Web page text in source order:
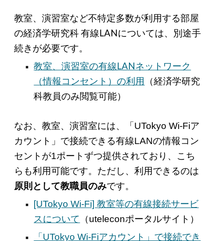
教室、演習室など不特定多数が利用する部屋
の経済学研究科 有線LANについては、別途手
続きが必要です。
教室、演習室の有線LANネットワーク
（情報コンセント）の利用
（経済学研究
科教員のみ閲覧可能）
なお、教室、演習室には、「UTokyo Wi-Fiア
カウント」で接続できる有線LANの情報コン
セントが1ポートずつ提供されており、こち
らも利用可能です。ただし、利用できるのは
原則として教職員のみです。
[UTokyo Wi-Fi] 教室等の有線接続サービ
スについて
（uteleconポータルサイト）
「UTokyo Wi-Fiアカウント」で接続でき